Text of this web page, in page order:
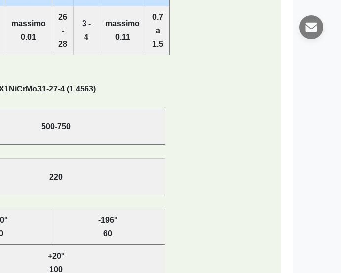
massimo
0.01
26
-
28
3 -
4
massimo
0.11
0.7
a
1.5
27-4 (1.4563)
500-750
220
-196°
60
+20°
100